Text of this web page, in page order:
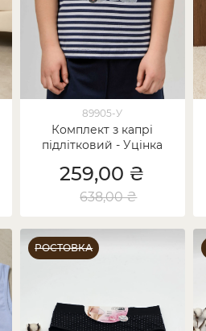
89905-У
Комплект з капрі
підлітковий - Уцінка
259,00 ₴
638,00 ₴
РОСТОВКА